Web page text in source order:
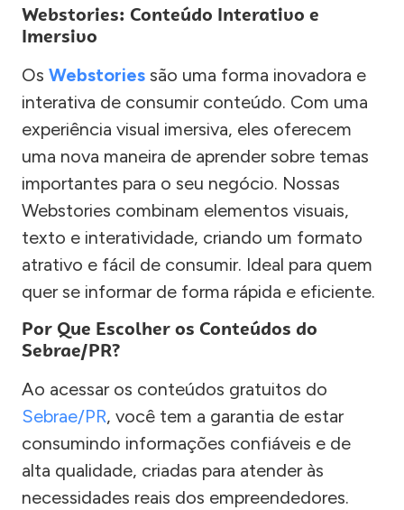
Webstories: Conteúdo Interativo e
Imersivo
Os Webstories são uma forma inovadora e
interativa de consumir conteúdo. Com uma
experiência visual imersiva, eles oferecem
uma nova maneira de aprender sobre temas
importantes para o seu negócio. Nossas
Webstories combinam elementos visuais,
texto e interatividade, criando um formato
atrativo e fácil de consumir. Ideal para quem
quer se informar de forma rápida e eficiente.
Por Que Escolher os Conteúdos do
Sebrae/PR?
Ao acessar os conteúdos gratuitos do
Sebrae/PR, você tem a garantia de estar
consumindo informações confiáveis e de
alta qualidade, criadas para atender às
necessidades reais dos empreendedores.